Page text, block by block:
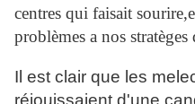
centres qui faisait
problèmes a nos stratèges
Il est clair que les
réjouissaient d'une